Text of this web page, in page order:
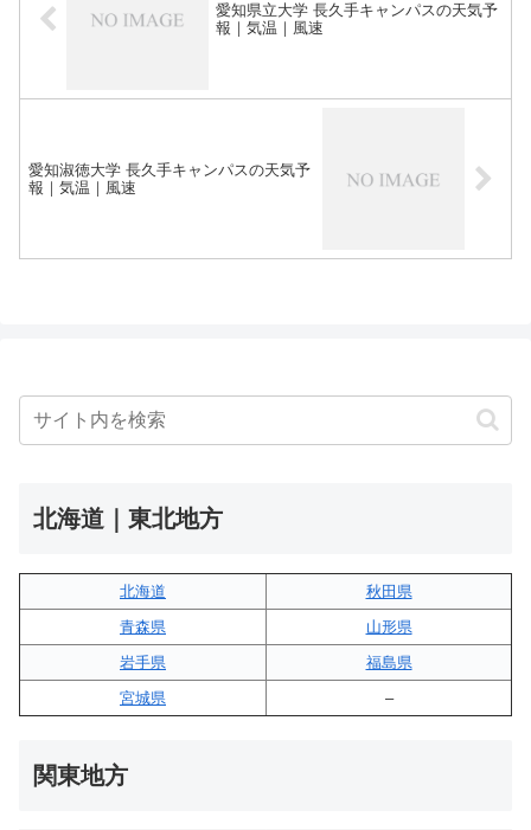
愛知県立大学 長久手キャンパスの天気予
報｜気温｜風速
愛知淑徳大学 長久手キャンパスの天気予
報｜気温｜風速
北海道｜東北地方
北海道
秋田県
青森県
山形県
岩手県
福島県
宮城県
–
関東地方